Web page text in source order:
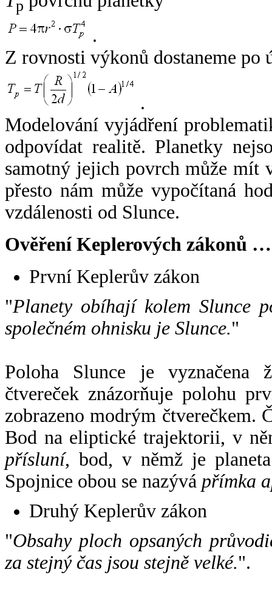
p
.
Z rovnosti výkonů dostaneme po
.
Modelování vyjádření
odpovídat realitě. Planetky
samotný jejich povrch může mít
přesto nám může vypočítaná
vzdálenosti od Slunce.
Ověření Keplerových zákonů …
První Keplerův zákon
"Planety obíhají kolem Slunce
společném ohnisku je Slunce."
Poloha Slunce je vyznačena
čtvereček znázorňuje polohu
zobrazeno modrým čtverečkem.
Bod na eliptické trajektorii, v
přísluní, bod, v němž je
Spojnice obou se nazývá přímka
Druhý Keplerův zákon
"Obsahy ploch opsaných
za stejný čas jsou stejně velké.".